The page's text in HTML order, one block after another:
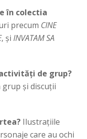
în colectia
precum CINE
, șiINVATAM SA
de grup?
și discuții
Ilustrațiile
care au ochi